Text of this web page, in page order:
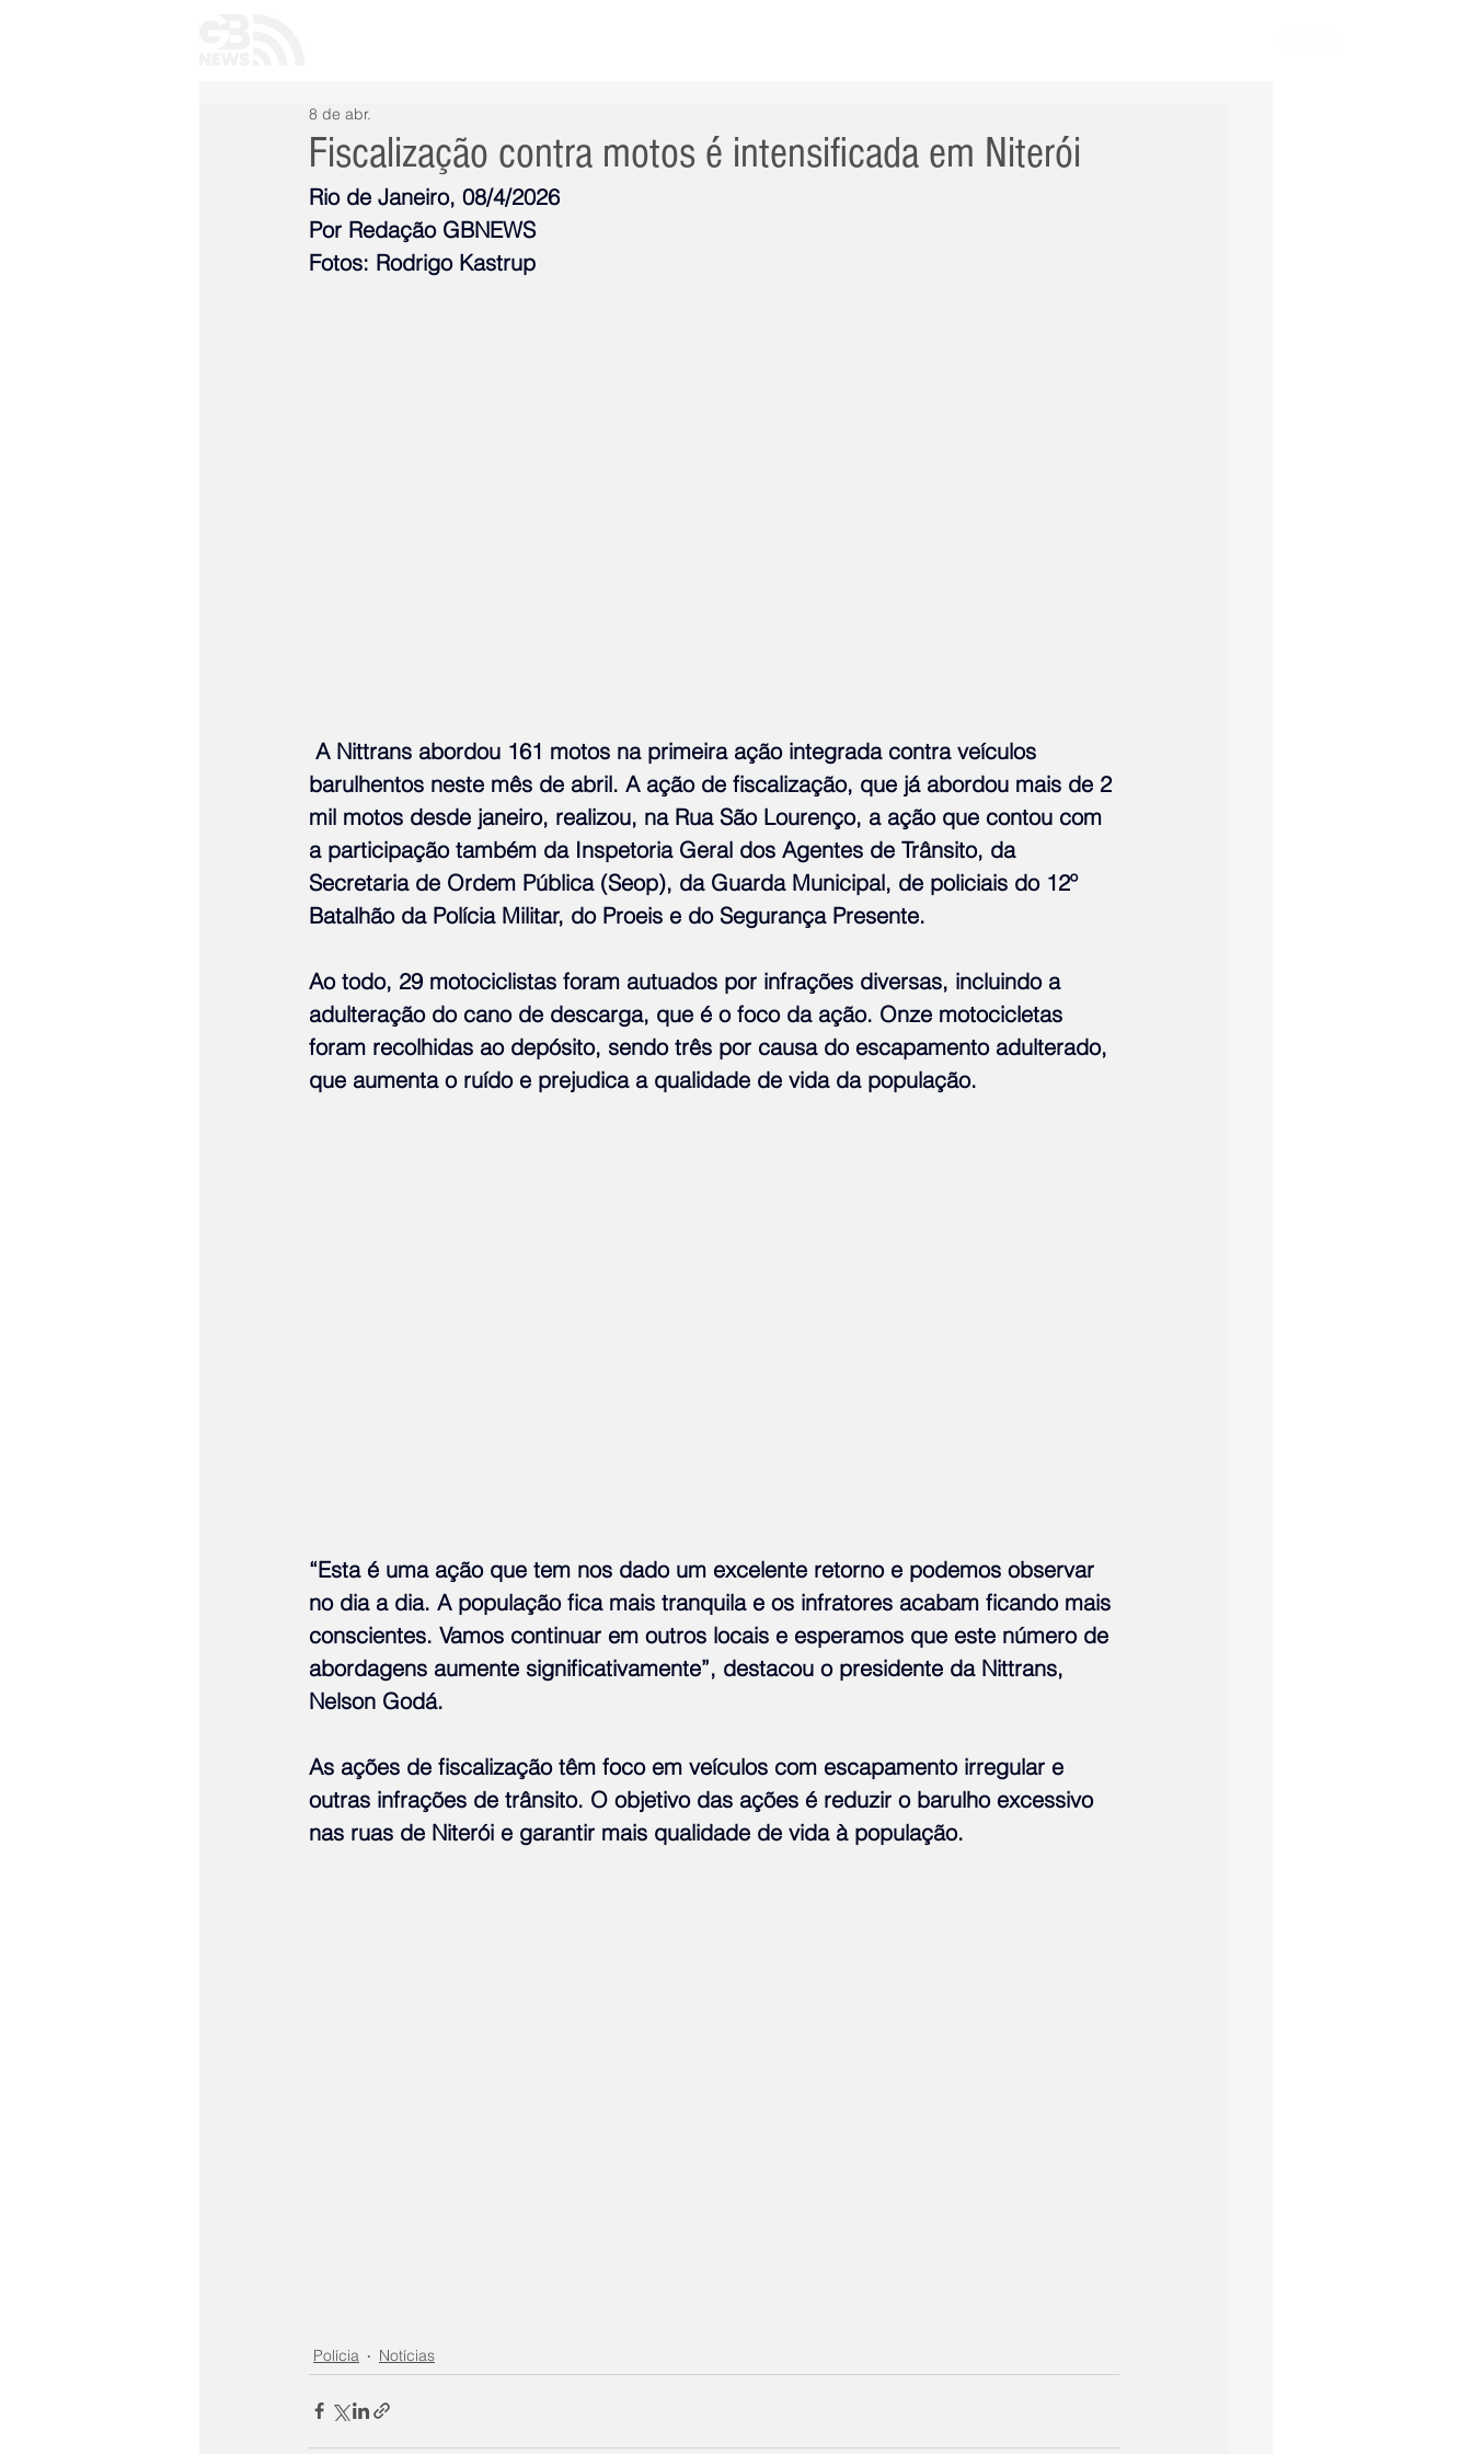
Fiscalização contra motos é intensificada em Niterói
8 de abr.
Rio de Janeiro, 08/4/2026
Por Redação GBNEWS
Fotos: Rodrigo Kastrup
barulhentos neste mês de abril. A ação de fiscalização, que já abordou mais de 2
mil motos desde janeiro, realizou, na Rua São Lourenço, a ação que contou com
a participação também da Inspetoria Geral dos Agentes de Trânsito, da
Secretaria de Ordem Pública (Seop), da Guarda Municipal, de policiais do 12º
Batalhão da Polícia Militar, do Proeis e do Segurança Presente.
Ao todo, 29 motociclistas foram autuados por infrações diversas, incluindo a
adulteração do cano de descarga, que é o foco da ação. Onze motocicletas
foram recolhidas ao depósito, sendo três por causa do escapamento adulterado,
que aumenta o ruído e prejudica a qualidade de vida da população.
“Esta é uma ação que tem nos dado um excelente retorno e podemos observar
no dia a dia. A população fica mais tranquila e os infratores acabam ficando mais
conscientes. Vamos continuar em outros locais e esperamos que este número de
abordagens aumente significativamente”, destacou o presidente da Nittrans,
Nelson Godá.
As ações de fiscalização têm foco em veículos com escapamento irregular e
outras infrações de trânsito. O objetivo das ações é reduzir o barulho excessivo
nas ruas de Niterói e garantir mais qualidade de vida à população.
Polícia Notícias